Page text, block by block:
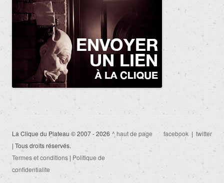
La Clique du Plateau © 2007 - 2026
| Tous droits réservés.
Termes et conditions | Politique de
confidentialite
^ haut de page facebook | twitter